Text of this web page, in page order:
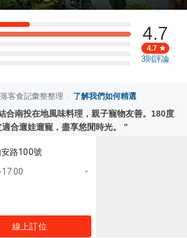
4.7
4.7
3則評論
客食記彙整整理 · 了解我們如何精選
合南投在地風味料理，親子寵物友善。180度
合遛娃遛寵，盡享悠閒時光。 ”
路100號
線上訂位